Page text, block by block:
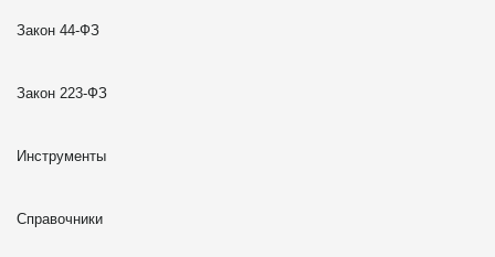
Закон 44-ФЗ
Закон 223-ФЗ
Инструменты
Справочники